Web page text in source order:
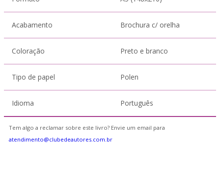
Acabamento Brochura c/ orelha
Coloração Preto e branco
Tipo de papel Polen
Idioma Português
Tem algo a reclamar sobre este livro? Envie um email para
atendimento@clubedeautores.com.br